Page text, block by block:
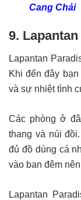
Cang Chải
9.
Lapantan
Khi đến đây
và sự nhiệt tình
Các phòng ở
thang và núi
đủ đồ dùng cá
vào ban đêm
Lapantan